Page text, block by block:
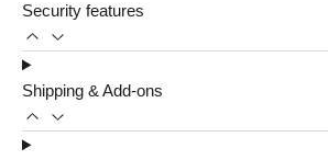
Security features
Shipping & Add-ons